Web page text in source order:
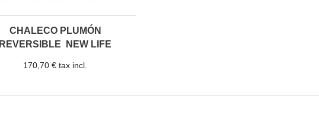
CHALECO PLUMÓN
REVERSIBLE NEW LIFE
170,70 € tax incl.